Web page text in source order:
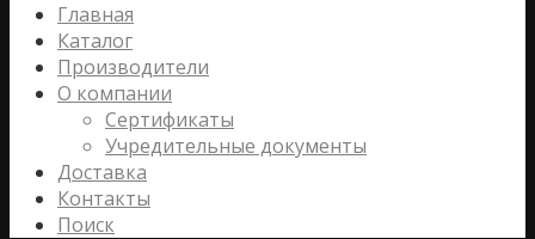
Главная
Каталог
Производители
О компании
Сертификаты
Учредительные документы
Доставка
Контакты
Поиск